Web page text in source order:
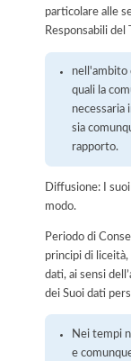
particolare alle
Responsabili
nell'ambito
quali la
necessaria
sia
rapporto.
Diffusione: I
modo.
Periodo di
principi di
dati, ai sensi
dei Suoi dati
Nei tempi
e